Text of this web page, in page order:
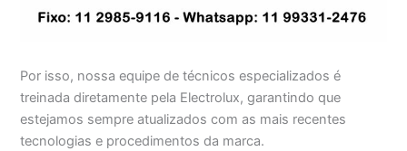
Por isso, nossa equipe de técnicos especializados é
treinada diretamente pela Electrolux, garantindo que
estejamos sempre atualizados com as mais recentes
tecnologias e procedimentos da marca.